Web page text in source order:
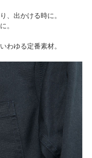
、出かける時に。
。
わゆる定番素材。